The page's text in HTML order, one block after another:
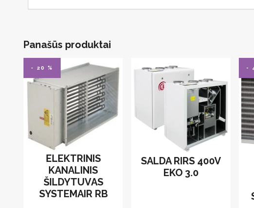
Panašūs produktai
- 20 %
ELEKTRINIS
KANALINIS
ŠILDYTUVAS
SYSTEMAIR RB
SALDA RIRS 400V
EKO 3.0
-